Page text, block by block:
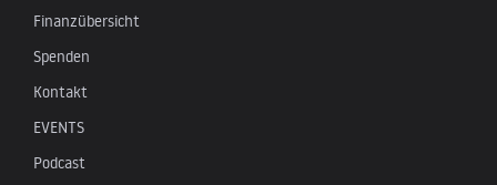
Finanzübersicht
Spenden
Kontakt
EVENTS
Podcast